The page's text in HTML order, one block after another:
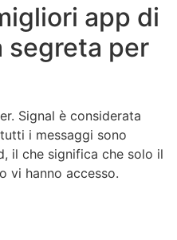
app di
segreta per
Signal è considerata
i messaggi sono
il che significa che solo il
vi hanno accesso.